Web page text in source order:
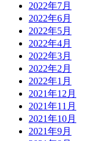
2022年7月
2022年6月
2022年5月
2022年4月
2022年3月
2022年2月
2022年1月
2021年12月
2021年11月
2021年10月
2021年9月